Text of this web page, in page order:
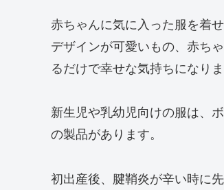
赤ちゃんに気に入った服を着
デザインが可愛いもの、赤ち
るだけで幸せな気持ちになりま
新生児や乳幼児向けの服は、
の製品があります。
初出産後、腱鞘炎が辛い時に